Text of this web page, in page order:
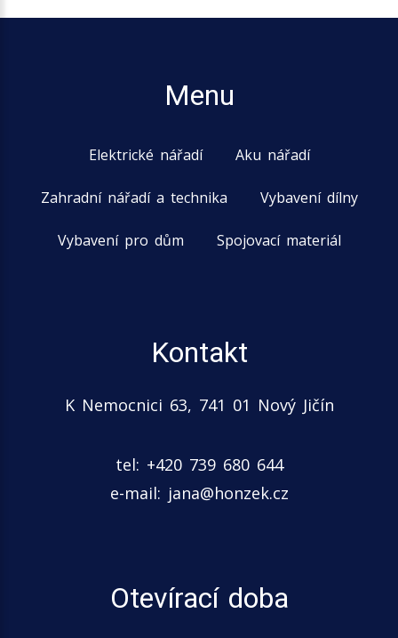
Menu
Elektrické nářadí Aku nářadí
Zahradní nářadí a technika Vybavení dílny
Vybavení pro dům Spojovací materiál
Kontakt
K Nemocnici 63, 741 01 Nový Jičín
tel: +420 739 680 644
e-mail: jana@honzek.cz
Otevírací doba